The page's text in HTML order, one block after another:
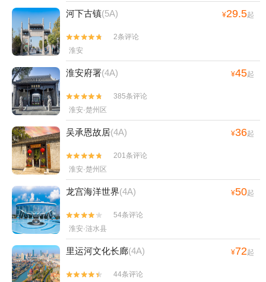
河下古镇(5A) ¥29.5起


2条评论
淮安
淮安府署(4A) ¥45起


385条评论
淮安·楚州区
吴承恩故居(4A) ¥36起


201条评论
淮安·楚州区
龙宫海洋世界(4A) ¥50起


54条评论
淮安·涟水县
里运河文化长廊(4A) ¥72起

 44条评论